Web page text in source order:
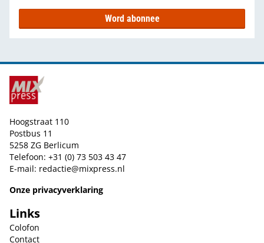
Word abonnee
Hoogstraat 110
Postbus 11
5258 ZG Berlicum
Telefoon: +31 (0) 73 503 43 47
E-mail: redactie@mixpress.nl
Onze privacyverklaring
Links
Colofon
Contact